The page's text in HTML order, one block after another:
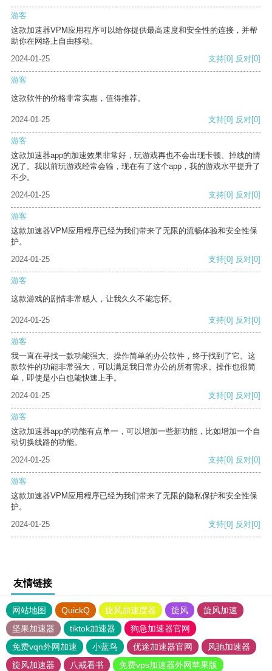
游客
这款加速器VPM应用程序可以给你提供最高速度和安全性的连接，并帮
助你在网络上自由移动。
2024-01-25
支持[0] 反对[0]
游客
这款软件的价格非常实惠，值得推荐。
2024-01-25 支持[0] 反对[0]
游客
这款加速器app的加速效果非常好，玩游戏再也不会出现卡顿、掉线的情
况了。我以前玩游戏经常会输，现在有了这个app，我的游戏水平提升了
不少。
2024-01-25
支持[0] 反对[0]
游客
这款加速器VPM应用程序已经为我们带来了无限的流畅体验和安全性保
护。
2024-01-25
支持[0] 反对[0]
游客
这款游戏的剧情非常感人，让我久久不能忘怀。
2024-01-25 支持[0] 反对[0]
游客
我一直在寻找一款功能强大、操作简单的办公软件，终于找到了它。这
款软件的功能非常强大，可以满足我日常办公的所有需求。操作也很简
单，即使是小白也能快速上手。
2024-01-25
支持[0] 反对[0]
游客
这款加速器app的功能有点单一，可以增加一些新功能，比如增加一个自
动切换线路的功能。
2024-01-25
支持[0] 反对[0]
游客
这款加速器VPM应用程序已经为我们带来了无限的隐私保护和安全性保
护。
2024-01-25
支持[0] 反对[0]
友情链接
网站地图 QuickQ 旋风加速度器 旋风
旋风加速
坚果加速器
tiktok加速器
狗急加速器官网
免费vqn外网加速
小蓝鸟 优途加速器官网
风驰加速器
旋风加速器
八戒看书 免费vps加速器外网苹果版